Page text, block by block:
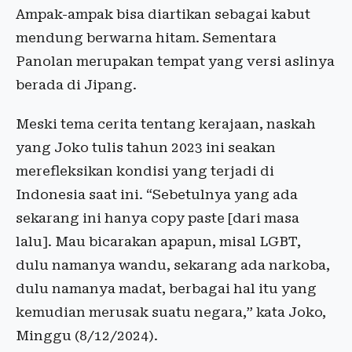
Ampak-ampak bisa diartikan sebagai kabut
mendung berwarna hitam. Sementara
Panolan merupakan tempat yang versi aslinya
berada di Jipang.
Meski tema cerita tentang kerajaan, naskah
yang Joko tulis tahun 2023 ini seakan
merefleksikan kondisi yang terjadi di
Indonesia saat ini. “Sebetulnya yang ada
sekarang ini hanya copy paste [dari masa
lalu]. Mau bicarakan apapun, misal LGBT,
dulu namanya wandu, sekarang ada narkoba,
dulu namanya madat, berbagai hal itu yang
kemudian merusak suatu negara,” kata Joko,
Minggu (8/12/2024).